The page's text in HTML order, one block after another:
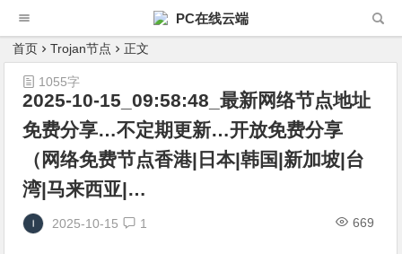
PC在线云端
首页 Trojan节点 正文
2025-10-15_09:58:48_最新网络节点地址
免费分享…不定期更新…开放免费分享
（网络免费节点香港|日本|韩国|新加坡|台
湾|马来西亚|…
2025-10-15 1 669
1055字